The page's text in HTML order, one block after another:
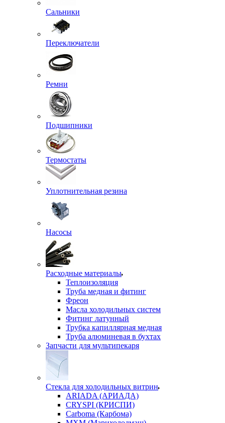
Сальники
Переключатели
Ремни
Подшипники
Термостаты
Уплотнительная резина
Насосы
Расходные материалы
Теплоизоляция
Труба медная и фитинг
Фреон
Масла холодильных систем
Фитинг латунный
Трубка капиллярная медная
Труба алюминевая в бухтах
Запчасти для мультипекаря
Стекла для холодильных витрин
ARIADA (АРИАДА)
CRYSPI (КРИСПИ)
Carboma (Карбома)